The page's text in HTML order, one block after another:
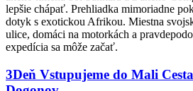
lepšie chápať. Prehliadka mimoriadne
dotyk s exotickou Afrikou. Miestna
ulice, domáci na motorkách a
expedícia sa môže začať.
3Deň Vstupujeme do Mali